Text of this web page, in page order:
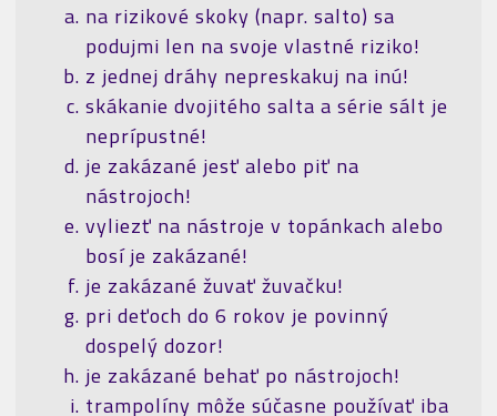
na rizikové skoky (napr. salto) sa
podujmi len na svoje vlastné riziko!
z jednej dráhy nepreskakuj na inú!
skákanie dvojitého salta a série sált je
neprípustné!
je zakázané jesť alebo piť na
nástrojoch!
vyliezť na nástroje v topánkach alebo
bosí je zakázané!
je zakázané žuvať žuvačku!
pri deťoch do 6 rokov je povinný
dospelý dozor!
je zakázané behať po nástrojoch!
trampolíny môže súčasne používať iba